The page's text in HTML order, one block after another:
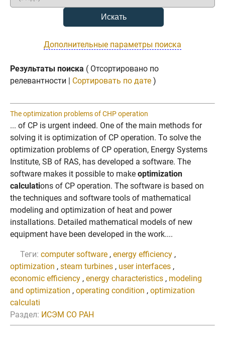
Дополнительные параметры поиска
Результаты поиска ( Отсортировано по
релевантности | Сортировать по дате )
The optimization problems of CHP operation
... of CP is urgent indeed. One of the main methods for
solving it is optimization of CP operation. To solve the
optimization problems of CP operation, Energy Systems
Institute, SB of RAS, has developed a software. The
software makes it possible to make optimization
calculations of CP operation. The software is based on
the techniques and software tools of mathematical
modeling and optimization of heat and power
installations. Detailed mathematical models of new
equipment have been developed in the work....
Теги: computer software , energy efficiency ,
optimization , steam turbines , user interfaces ,
economic efficiency , energy characteristics , modeling
and optimization , operating condition , optimization
calculati
Раздел: ИСЭМ СО РАН